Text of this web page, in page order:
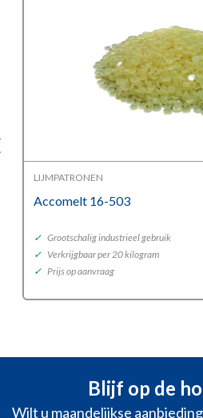
LIJMPATRONEN
Accomelt 16-503
✓ Grootschalig industrieel gebruik
✓ Verkrijgbaar per 20 kilogram
✓ Prijs op aanvraag
Blijf op de
Wilt u maandelijkse